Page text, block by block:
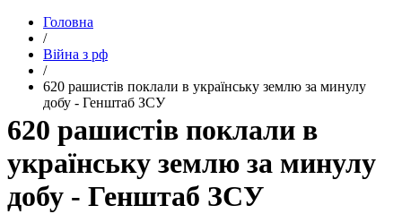
Головна
/
Війна з рф
/
​620 рашистів поклали в українську землю за минулу
добу - Генштаб ЗСУ
​620 рашистів поклали в
українську землю за минулу
добу - Генштаб ЗСУ